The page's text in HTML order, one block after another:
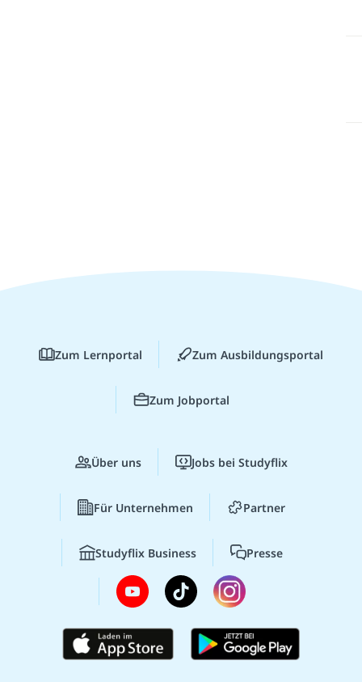
Zum Lernportal Zum Ausbildungsportal
Zum Jobportal
Über uns Jobs bei Studyflix
Für Unternehmen Partner
Studyflix Business Presse